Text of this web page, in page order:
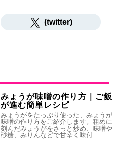
(twitter)
みょうが味噌の作り方｜ご飯
が進む簡単レシピ
みょうがをたっぷり使った、みょうが
味噌の作り方をご紹介します。粗めに
刻んだみょうがをさっと炒め、味噌や
砂糖、みりんなどで甘辛く味付…